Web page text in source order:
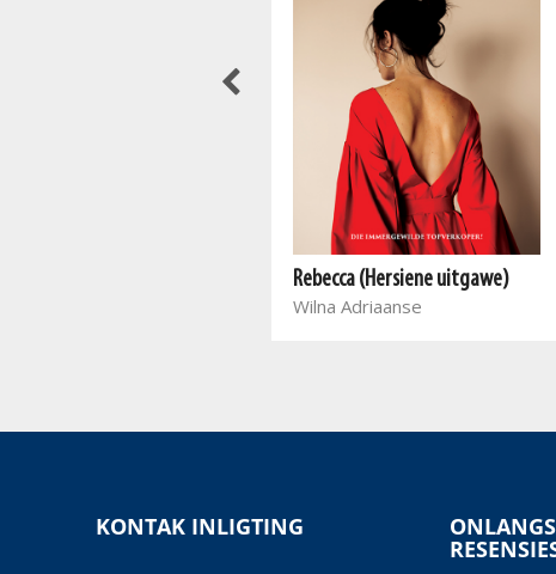
Rebecca (Hersiene uitgawe)
Wilna Adriaanse
KONTAK INLIGTING